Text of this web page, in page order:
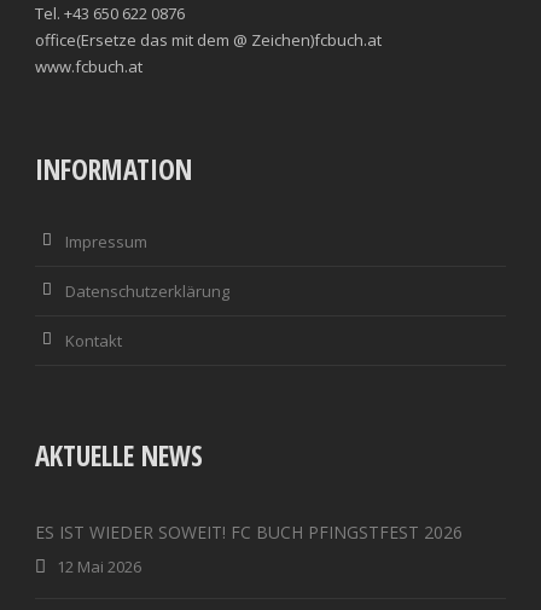
Tel. +43 650 622 0876
office(Ersetze das mit dem @ Zeichen)fcbuch.at
www.fcbuch.at
INFORMATION
Impressum
Datenschutzerklärung
Kontakt
AKTUELLE NEWS
ES IST WIEDER SOWEIT! FC BUCH PFINGSTFEST 2026
12 Mai 2026